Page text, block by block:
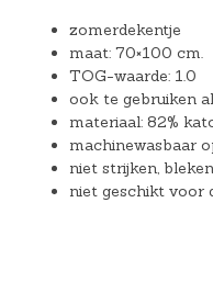
zomerdekentje
maat: 70×100 cm.
TOG-waarde: 1.0
ook te gebruiken
materiaal: 82%
machinewasbaar
niet strijken,
niet geschikt voor